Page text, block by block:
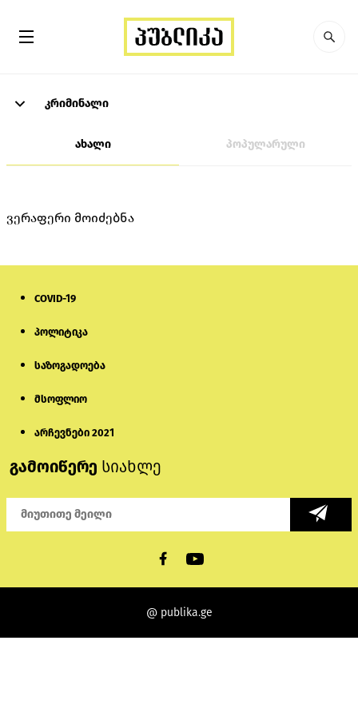
კრიმინალი
ახალი პოპულარული
ვერაფერი მოიძებნა
COVID-19
პოლიტიკა
საზოგადოება
მსოფლიო
არჩევნები 2021
გამოიწერე სიახლე
@ publika.ge